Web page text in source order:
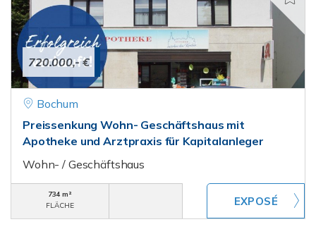
720.000,- €
Bochum
Preissenkung Wohn- Geschäftshaus mit
Apotheke und Arztpraxis für Kapitalanleger
Wohn- / Geschäftshaus
734 m²
FLÄCHE